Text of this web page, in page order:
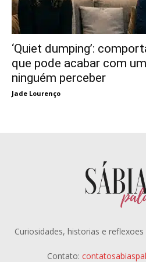
‘Quiet dumping’:
que pode acabar com
ninguém perceber
Jade Lourenço
Curiosidades, historias e
Contato: